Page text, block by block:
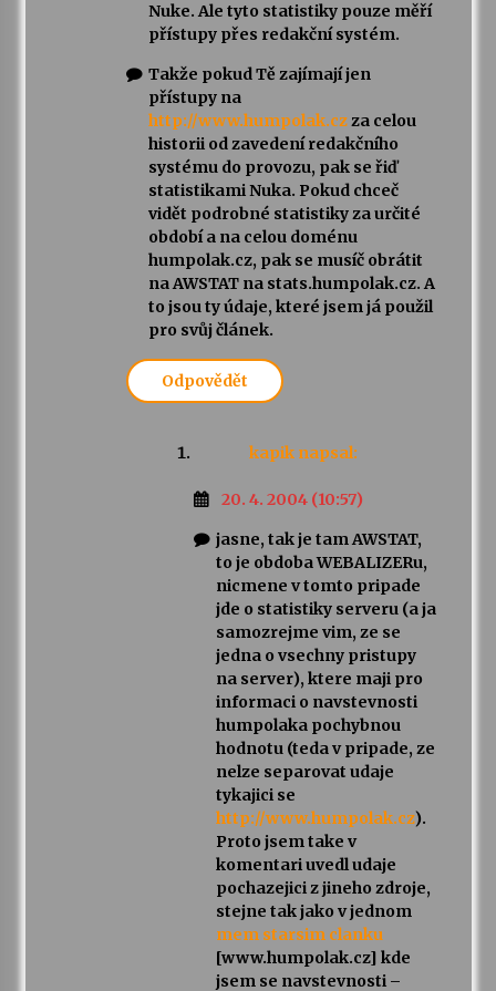
Nuke. Ale tyto statistiky pouze měří
přístupy přes redakční systém.
Takže pokud Tě zajímají jen
přístupy na
http://www.humpolak.czza celou
historii od zavedení redakčního
systému do provozu, pak se řiď
statistikami Nuka. Pokud chceč
vidět podrobné statistiky za určité
období a na celou doménu
humpolak.cz, pak se musíč obrátit
na AWSTAT na stats.humpolak.cz. A
to jsou ty údaje, které jsem já použil
pro svůj článek.
Odpovědět
kapik napsal:
20. 4. 2004 (10:57)
jasne, tak je tam AWSTAT,
to je obdoba WEBALIZERu,
nicmene v tomto pripade
jde o statistiky serveru (a ja
samozrejme vim, ze se
jedna o vsechny pristupy
na server), ktere maji pro
informaci o navstevnosti
humpolaka pochybnou
hodnotu (teda v pripade, ze
nelze separovat udaje
tykajici se
http://www.humpolak.cz).
Proto jsem take v
komentari uvedl udaje
pochazejici z jineho zdroje,
stejne tak jako v jednom
mem starsim clanku
[www.humpolak.cz] kde
jsem se navstevnosti –